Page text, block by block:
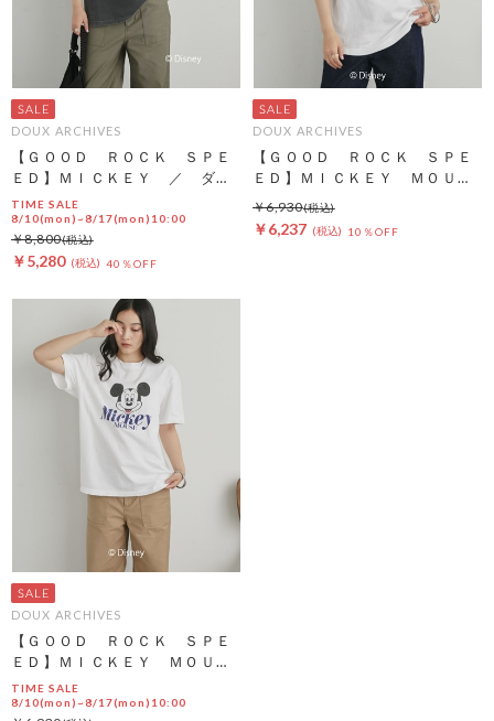
DOUX ARCHIVES
【ＧＯＯＤ ＲＯＣＫ ＳＰＥ
ＥＤ】ＭＩＣＫＥＹ ／ ダメ
ージＴＥＥ
TIME SALE
8/10(mon)~8/17(mon)10:00
￥5,280 40％OFF
￥8,800
DOUX ARCHIVES
【ＧＯＯＤ ＲＯＣＫ ＳＰＥ
ＥＤ】ＭＩＣＫＥＹ ＭＯＵＳ
Ｅ／ＢＡＮＤ ＴＥＥ
￥6,237 10％OFF
￥6,930
DOUX ARCHIVES
【ＧＯＯＤ ＲＯＣＫ ＳＰＥ
ＥＤ】ＭＩＣＫＥＹ ＭＯＵＳ
Ｅ／ＦＡＣＥ ＴＥＥ
TIME SALE
8/10(mon)~8/17(mon)10:00